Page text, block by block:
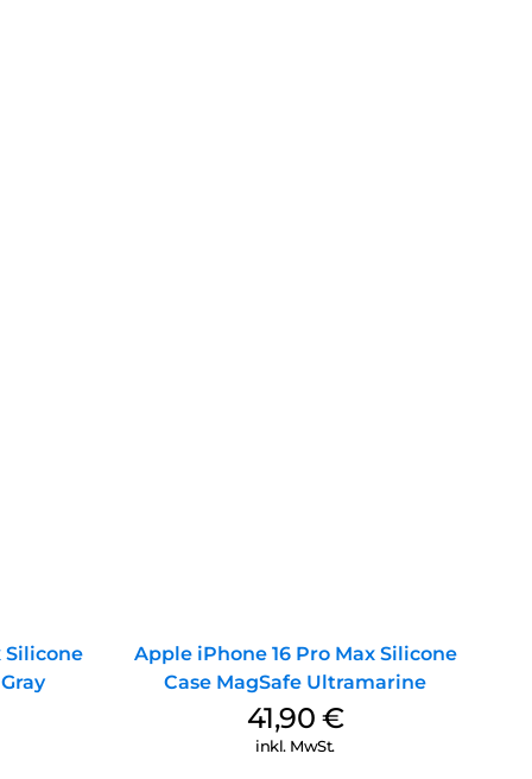
Silicone
Apple iPhone 16 Pro Max Silicone
Case MagSafe Ultramarine
41,90 €
inkl. MwSt.